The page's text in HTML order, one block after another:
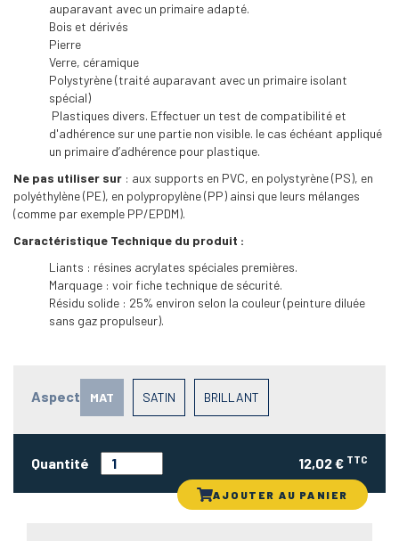
auparavant avec un primaire adapté.
Bois et dérivés
Pierre
Verre, céramique
Polystyrène (traité auparavant avec un primaire isolant
spécial)
Plastiques divers. Effectuer un test de compatibilité et
d'adhérence sur une partie non visible. le cas échéant appliqué
un primaire d’adhérence pour plastique.
Ne pas utiliser sur : aux supports en PVC, en polystyrène (PS), en
polyéthylène (PE), en polypropylène (PP) ainsi que leurs mélanges
(comme par exemple PP/EPDM).
Caractéristique Technique du produit :
Liants : résines acrylates spéciales premières.
Marquage : voir fiche technique de sécurité.
Résidu solide : 25% environ selon la couleur (peinture diluée
sans gaz propulseur).
Aspect MAT SATIN BRILLANT
Quantité 12,02 € TTC
AJOUTER AU PANIER